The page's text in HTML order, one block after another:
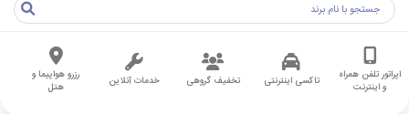
اپراتور تلفن همراه
و اینترنت
تاکسی اینترنتی تخفیف گروهی خدمات آنلاین
رزرو هواپیما و
هتل